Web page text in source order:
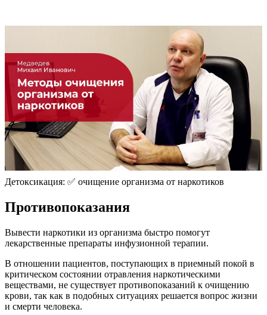
Детоксикация: ✅ очищение организма от наркотиков
Противопоказания
Вывести наркотики из организма быстро помогут
лекарственные препараты инфузионной терапии.
В отношении пациентов, поступающих в приемный покой в
критическом состоянии отравления наркотическими
веществами, не существует противопоказаний к очищению
крови, так как в подобных ситуациях решается вопрос жизни
и смерти человека.